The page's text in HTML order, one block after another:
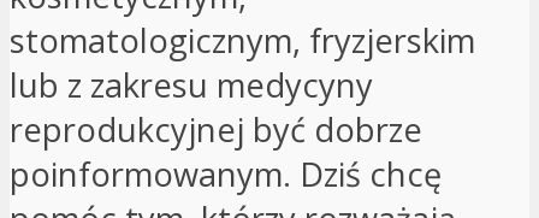
stomatologicznym, fryzjerskim
lub z zakresu medycyny
reprodukcyjnej być dobrze
poinformowanym. Dziś chcę